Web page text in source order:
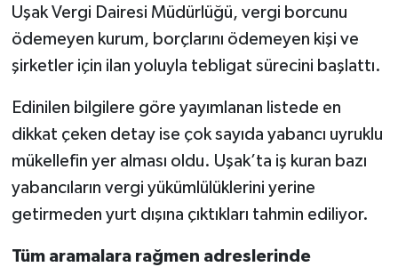
Uşak Vergi Dairesi Müdürlüğü, vergi borcunu
ödemeyen kurum, borçlarını ödemeyen kişi ve
şirketler için ilan yoluyla tebligat sürecini başlattı.
Edinilen bilgilere göre yayımlanan listede en
dikkat çeken detay ise çok sayıda yabancı uyruklu
mükellefin yer alması oldu. Uşak’ta iş kuran bazı
yabancıların vergi yükümlülüklerini yerine
getirmeden yurt dışına çıktıkları tahmin ediliyor.
Tüm aramalara rağmen adreslerinde